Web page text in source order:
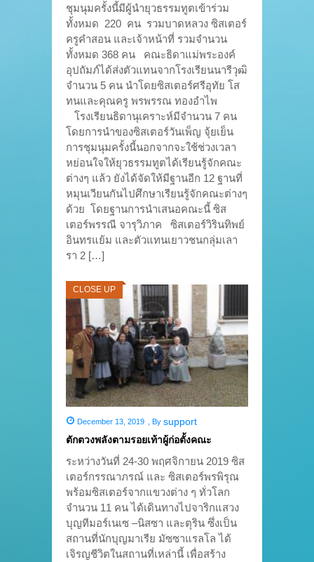
ชุมนุมครั้งนี้มีผู้นำยุวธรรมทูตเข้าร่วม
ทั้งหมด 220 คน รวมบาดหลวง ซิสเตอร์
ครูคำสอน และเจ้าหน้าที่ รวมจำนวน
ทั้งหมด 368 คน คณะธิดาแม่พระองค์
อุปถัมภ์ได้ส่งตัวแทนจากโรงเรียนนารีวุฒิ
จำนวน 5 คน นำโดยซิสเตอร์ศรีอุทัย โส
ทนและคุณครู พรพรรณ ทองอำไพ
โรงเรียนธิดานุเคราะห์มีจำนวน 7 คน
โดยการนำของซิสเตอร์วันเพ็ญ จุ้ยเย็น
การชุมนุมครั้งนี้นอกจากจะใช้ช่วงเวลา
หย่อนใจให้ยุวธรรมทูตได้เรียนรู้จักคณะ
ต่างๆ แล้ว ยังได้จัดให้มีฐานอีก 12 ฐานที่
หมุนเวียนกันไปศึกษาเรียนรู้จักคณะต่างๆ
ด้วย โดยฐานการนำเสนอคณะนี้ ซิส
เตอร์พรรณี จารุวิภาค ซิสเตอร์วิรินทิพย์
อินทรแย้ม และตัวแทนเยาวชนกลุ่มเลา
รา 2 […]
CLOSE UP
December 13, 2019 By support
ตักตวงพลังตามรอยเท้าผู้ก่อตั้งคณะ
ระหว่างวันที่ 24-30 พฤศจิกายน 2019 ซิส
เตอร์กรรณาภรณ์ และ ซิสเตอร์พรพิรุณ
พร้อมซิสเตอร์จากแขวงต่าง ๆ ทั่วโลก
จำนวน 11 คน ได้เดินทางไปจาริกแสวง
บุญทีมอร์เนเซ –นิสซา และตุริน ซึ่งเป็น
สถานที่นักบุญมาเรีย มัซซาแรลโล ได้
เจิรญชีวิตในสถานที่เหล่านี้ เพื่อสร้าง